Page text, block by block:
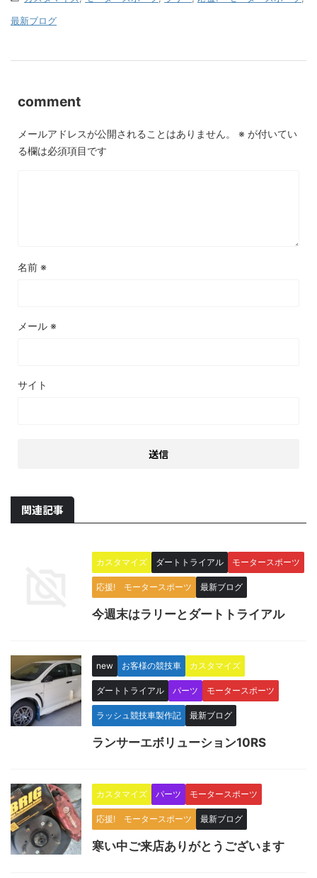
最新ブログ
comment
メールアドレスが公開されることはありません。 ※ が付いてい
る欄は必須項目です
名前 ※
メール ※
サイト
関連記事
カスタマイズ ダートトライアル モータースポーツ
応援! モータースポーツ 最新ブログ
今週末はラリーとダートトライアル
new お客様の競技車 カスタマイズ
ダートトライアル パーツ モータースポーツ
ラッシュ競技車製作記 最新ブログ
ランサーエボリューション10RS
カスタマイズ パーツ モータースポーツ
応援! モータースポーツ 最新ブログ
寒い中ご来店ありがとうございます